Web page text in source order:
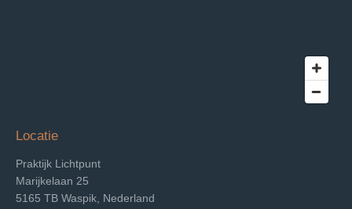
Locatie
Praktijk Lichtpunt
Marijkelaan 25
5165 TB Waspik, Nederland